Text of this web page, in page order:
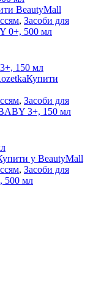
BeautyMall
, Засоби для
0+, 500 мл
Купити
, Засоби для
3+, 150 мл
у BeautyMall
, Засоби для
500 мл